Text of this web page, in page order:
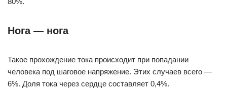
Нога — нога
Такое прохождение тока происходит при попадании
человека под шаговое напряжение. Этих случаев всего —
6%. Доля тока через сердце составляет 0,4%.